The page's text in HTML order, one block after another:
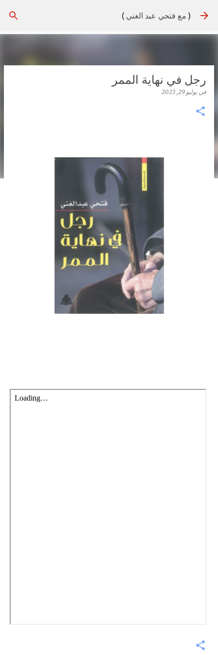
التخطي إلى المحتوى الرئيسي( مع فتحي عبد الغني )
رجل في نهاية الممر
في يوليو 29, 2023